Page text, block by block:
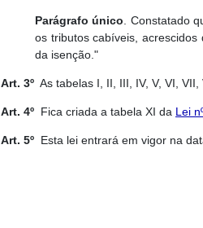
Parágrafo único . Constatado
os tributos cabíveis,
da isenção."
Art. 3º As tabelas I, II, III, IV, V, VI,
Art. 4º Fica criada a tabela XI da Lei
Art. 5º Esta lei entrará em vigor na